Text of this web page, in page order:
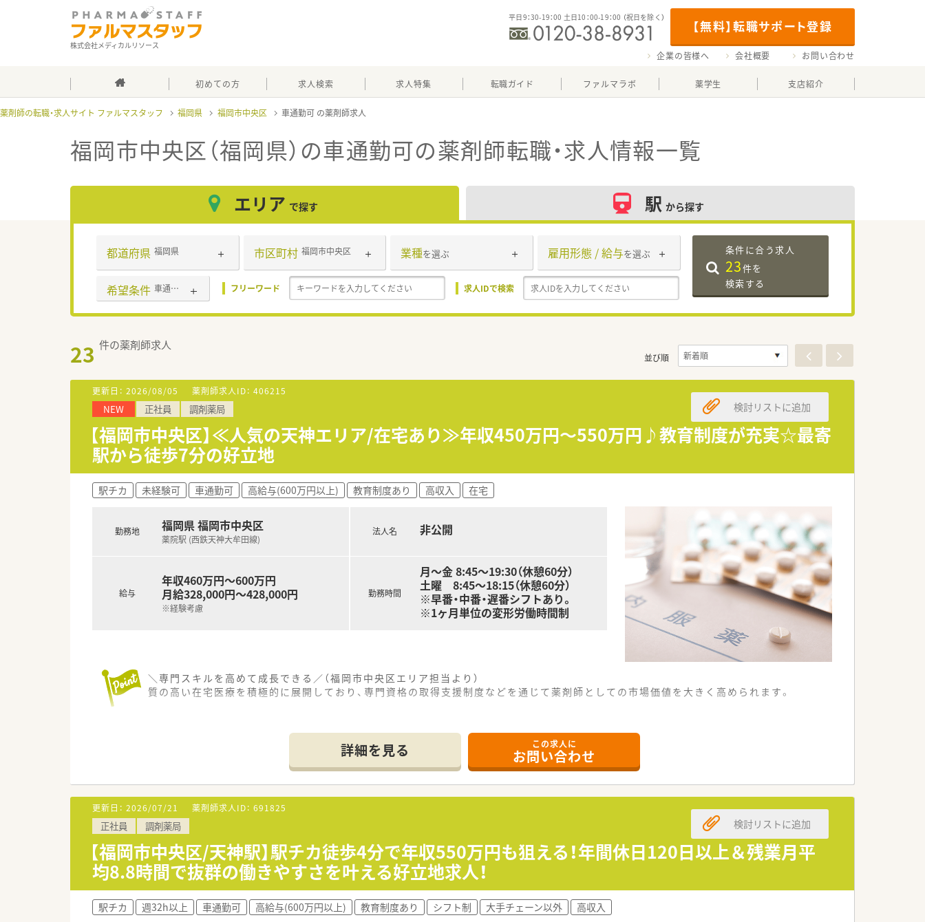
株式会社メディカルリソース
【無料】転職サポート登録
平日9：30-19：00 土日10：00-19：00 （祝日を除く）
企業の皆様へ 会社概要 お問い合わせ
初めての方 求人検索 求人特集 転職ガイド ファルマラボ 薬学生 支店紹介
薬剤師の転職・求人サイト ファルマスタッフ 福岡県 福岡市中央区 車通勤可
福岡市中央区（福岡県）の車通勤可の薬剤師転職・求人情報一覧
エリア で探す 駅 から探す
都道府県 福岡県 市区町村 福岡市中央区 業種を選ぶ 雇用形態 / 給与を選ぶ
希望条件 車通勤可 フリーワード 求人IDで検索
条件に合う求人
23件を
検索する
23 件の薬剤師求人
並び順
更新日： 2026/08/05 薬剤師求人ID： 406215
NEW 正社員 調剤薬局
【福岡市中央区】≪人気の天神エリア/在宅あり≫年収450万円～550万円♪教育制度が充実☆最寄
駅から徒歩7分の好立地
検討リストに追加
駅チカ 未経験可 車通勤可 高給与(600万円以上) 教育制度あり 高収入 在宅
勤務地 福岡県 福岡市中央区
薬院駅 (西鉄天神大牟田線)
給与
年収460万円～600万円
月給328,000円～428,000円
※経験考慮
法人名 非公開
勤務時間
月～金 8:45～19:30（休憩60分）
土曜 8:45～18:15（休憩60分）
※早番・中番・遅番シフトあり。
※1ヶ月単位の変形労働時間制
＼専門スキルを高めて成長できる／（福岡市中央区エリア担当より）
質の高い在宅医療を積極的に展開しており、専門資格の取得支援制度などを通じて薬剤師としての市場価値を大きく高められます。
■薬院駅・天神駅・渡辺通駅からアクセスが可能な場所にございます。通勤に非常に便利な薬局です。
■主な応需科目は内科となっており、近隣にある医療機関の処方箋を月に約750枚ほど受け付けている店舗です。
■施設や個人宅への在宅医療を積極的に展開しており、多岐にわたる往診対応を通じて在宅のスキルを磨ける環境です。
【募集背景と求める人物像について】
■今後のさらなる体制強化を見据えた定期採用を行っており、正社員として長く貢献していただける方を募集しています。
■普通自動車運転免許をお持ちで実際の運転が可能であり、在宅業務に対して前向きに取り組める方を求めています。
■変化を恐れずに新しいことへ挑戦する意欲があり、周囲と協力しながら主体的に行動できる若手の方を歓迎します。
【職場環境と雰囲気】
■店舗には常勤薬剤師2名とパート薬剤師1名、事務員1名が在籍しており、少数精鋭ながら協力し合う職場です。
■女性の薬局長が複数在籍している実績があり、時短勤務制度の利用など子育て中の方も安心して活躍できる環境です。
■育児休業の取得実績が非常に豊富であり、ライフステージが変化しても働き続けられる温かい雰囲気が魅力です。
詳細を見る この求人に
お問い合わせ
更新日： 2026/07/21 薬剤師求人ID： 691825
正社員 調剤薬局
【福岡市中央区/天神駅】駅チカ徒歩4分で年収550万円も狙える！年間休日120日以上＆残業月平
均8.8時間で抜群の働きやすさを叶える好立地求人！
検討リストに追加
駅チカ 週32h以上 車通勤可 高給与(600万円以上) 教育制度あり シフト制 大手チェーン以外 高収入